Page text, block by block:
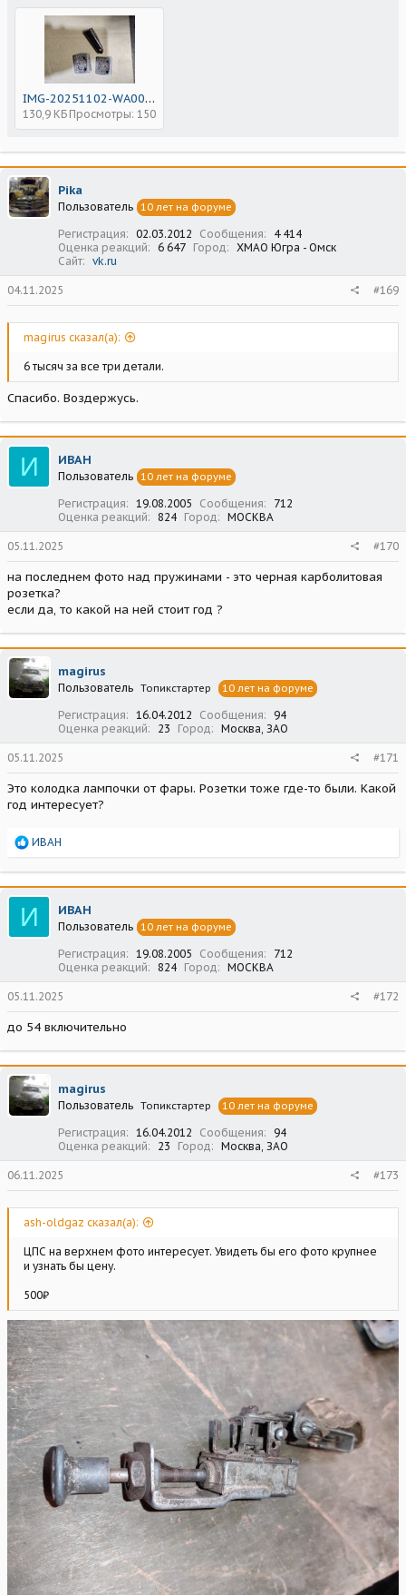
IMG-20251102-WA0001_1762071043284.jpg
130,9 КБ Просмотры: 150
Pika
Пользователь 10 лет на форуме
Регистрация 02.03.2012 Сообщения
4 414
Оценка реакций
6 647 Город
ХМАО Югра - Омск
Сайт
vk.ru
04.11.2025 #169
magirus сказал(а):
6 тысяч за все три детали.
Спасибо. Воздержусь.
И ИВАН
Пользователь 10 лет на форуме
Регистрация 19.08.2005 Сообщения
712
Оценка реакций
824 Город МОСКВА
05.11.2025 #170
на последнем фото над пружинами - это черная карболитовая
розетка?
если да, то какой на ней стоит год ?
magirus
Пользователь Топикстартер 10 лет на форуме
Регистрация 16.04.2012 Сообщения
94
Оценка реакций
23 Город Москва, ЗАО
05.11.2025 #171
Это колодка лампочки от фары. Розетки тоже где-то были. Какой
год интересует?
Р
а
к
ц
и
и
ИВАН
И ИВАН
Пользователь 10 лет на форуме
Регистрация 19.08.2005 Сообщения
712
Оценка реакций
824 Город МОСКВА
05.11.2025 #172
до 54 включительно
magirus
Пользователь Топикстартер 10 лет на форуме
Регистрация 16.04.2012 Сообщения
94
Оценка реакций
23 Город Москва, ЗАО
06.11.2025 #173
ash-oldgaz сказал(а):
ЦПС на верхнем фото интересует. Увидеть бы его фото крупнее
и узнать бы цену.
500₽